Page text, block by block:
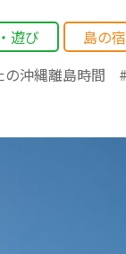
遊び 島の宿
の沖縄離島時間